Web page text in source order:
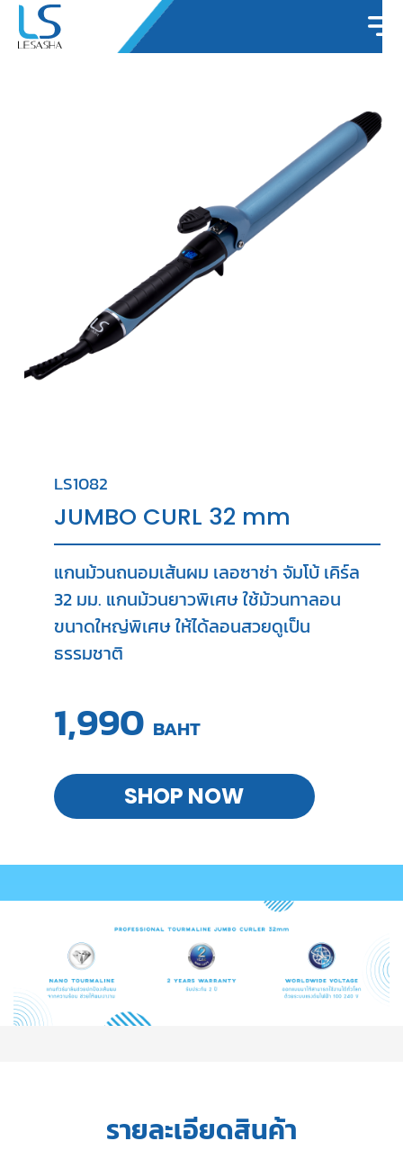
LS1082
JUMBO CURL 32 mm
แกนม้วนถนอมเส้นผม เลอซาช่า จัมโบ้ เคิร์ล
32 มม. แกนม้วนยาวพิเศษ ใช้ม้วนทาลอน
ขนาดใหญ่พิเศษ ให้ได้ลอนสวยดูเป็น
ธรรมชาติ
1,990 BAHT
SHOP NOW
รายละเอียดสินค้า